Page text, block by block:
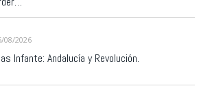
08/2026
Infante: Andalucía y Revolución.